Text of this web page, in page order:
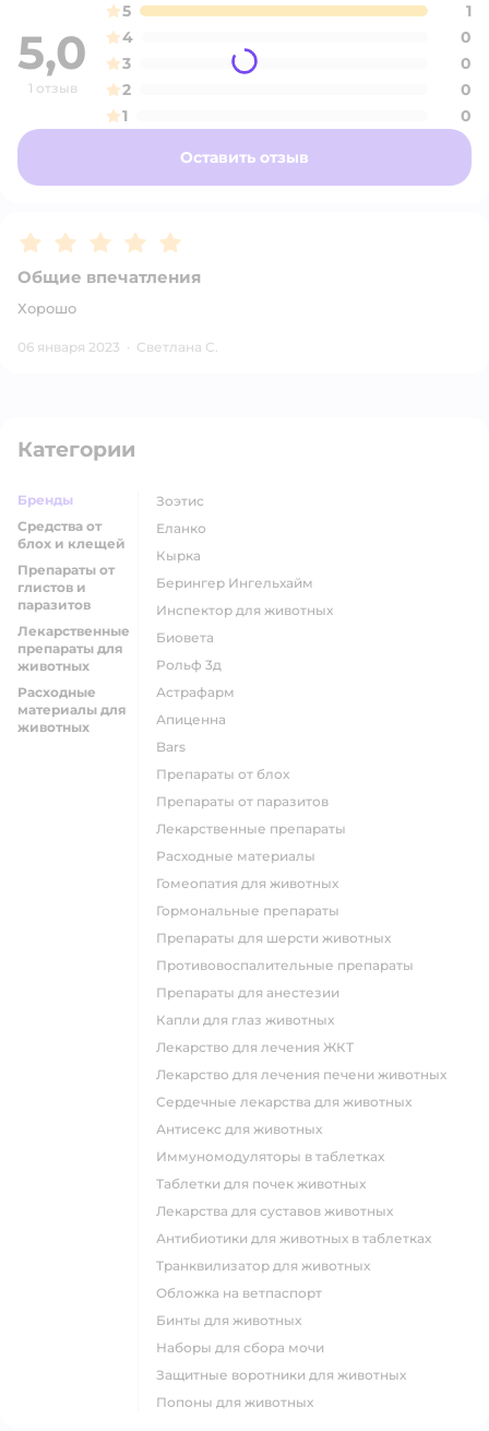
5,0
1 отзыв
5
1
4
0
3
0
2
0
1
0
Оставить отзыв
Рейтинг:5
Общие впечатления
Хорошо
06 января 2023 · Светлана С.
Категории
Бренды
Средства от
блох и клещей
Препараты от
глистов и
паразитов
Лекарственные
препараты для
животных
Расходные
материалы для
животных
Зоэтис
Еланко
Кырка
Берингер Ингельхайм
Инспектор для животных
Биовета
Рольф 3д
Астрафарм
Апиценна
Bars
Препараты от блох
Препараты от паразитов
Лекарственные препараты
Расходные материалы
Гомеопатия для животных
Гормональные препараты
Препараты для шерсти животных
Противовоспалительные препараты
Препараты для анестезии
Капли для глаз животных
Лекарство для лечения ЖКТ
Лекарство для лечения печени животных
Сердечные лекарства для животных
Антисекс для животных
Иммуномодуляторы в таблетках
Таблетки для почек животных
Лекарства для суставов животных
Антибиотики для животных в таблетках
Транквилизатор для животных
Обложка на ветпаспорт
Бинты для животных
Наборы для сбора мочи
Защитные воротники для животных
Попоны для животных